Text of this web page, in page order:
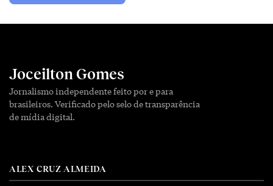
Joceilton Gomes
Jornalismo independente feito por e para
brasileiros. Verificado pelo selo de transparência
de mídia digital.
ALEX CRUZ ALMEIDA